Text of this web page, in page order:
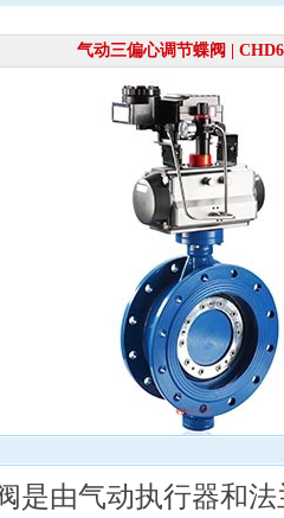
气动三偏心调节蝶阀 |
是由气动执行器和